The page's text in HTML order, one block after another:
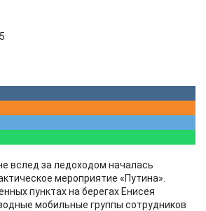
вслед за ледоходом началась
мероприятие «Путина».
пунктах на берегах Енисея
мобильные группы сотрудников